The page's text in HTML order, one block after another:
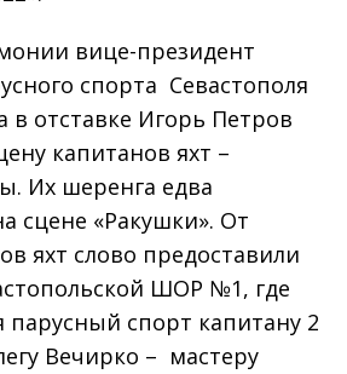
вице-президент
спорта Севастополя
в отставке Игорь Петров
капитанов яхт –
Их шеренга едва
сцене «Ракушки». От
яхт слово предоставили
ШОР №1, где
парусный спорт капитану 2
Вечирко – мастеру